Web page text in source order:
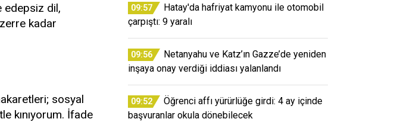
edepsiz dil,
kadar
sosyal
kınıyorum. İfade
09:57
Hatay'da hafriyat kamyonu ile otomobil
çarpıştı: 9 yaralı
09:56
Netanyahu ve Katz’ın Gazze’de yeniden
inşaya onay verdiği iddiası yalanlandı
09:52
Öğrenci affı yürürlüğe girdi: 4 ay içinde
başvuranlar okula dönebilecek